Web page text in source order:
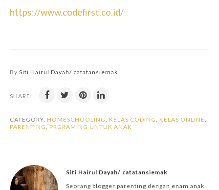
https://www.codefirst.co.id/
By Siti Hairul Dayah/ catatansiemak
SHARE:
CATEGORY: HOMESCHOOLING KELAS CODING KELAS ONLINE
PARENTING PRGRAMING UNTUK ANAK
Siti Hairul Dayah/ catatansiemak
Seorang blogger parenting dengan enam anak